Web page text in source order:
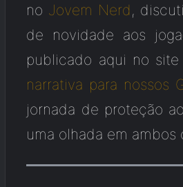
no Jovem Nerd,
de novidade aos
publicado aqui no
narrativa para nossos
jornada de proteção
uma olhada em ambos